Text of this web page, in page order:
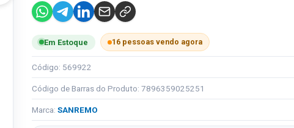
Em Estoque 16 pessoas vendo agora
Código: 569922
Código de Barras do Produto: 7896359025251
Marca: SANREMO